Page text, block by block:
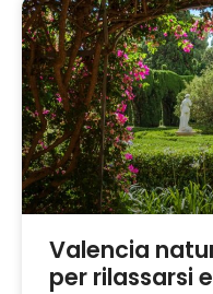
Valencia
per rilassarsi